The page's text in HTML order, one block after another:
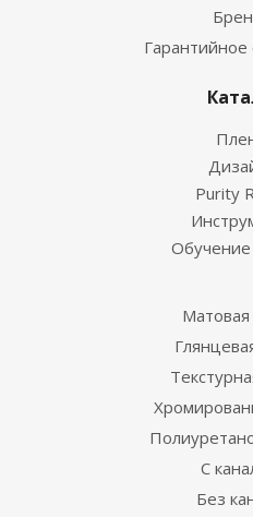
Purity
Обучение
Матовая
С
Без